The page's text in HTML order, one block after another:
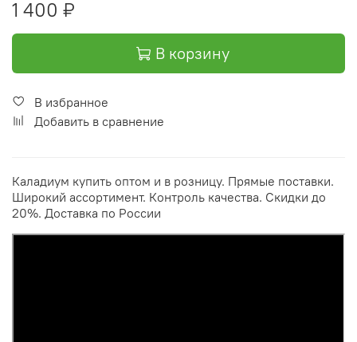
1 400 ₽
В корзину
В избранное
Добавить в сравнение
Каладиум купить оптом и в розницу. Прямые поставки.
Широкий ассортимент. Контроль качества. Скидки до
20%. Доставка по России